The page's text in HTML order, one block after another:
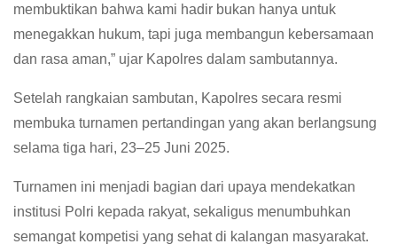
membuktikan bahwa kami hadir bukan hanya untuk
menegakkan hukum, tapi juga membangun kebersamaan
dan rasa aman,” ujar Kapolres dalam sambutannya.
Setelah rangkaian sambutan, Kapolres secara resmi
membuka turnamen pertandingan yang akan berlangsung
selama tiga hari, 23–25 Juni 2025.
Turnamen ini menjadi bagian dari upaya mendekatkan
institusi Polri kepada rakyat, sekaligus menumbuhkan
semangat kompetisi yang sehat di kalangan masyarakat.